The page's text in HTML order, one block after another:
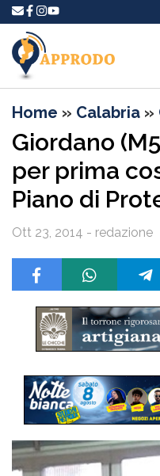
Home » Calabria »
Giordano
per prima
Piano di
Ott 23, 2014 - redazione